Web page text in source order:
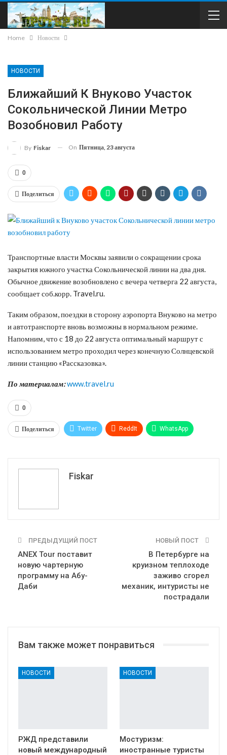
Home Новости
НОВОСТИ
Ближайший К Внуково Участок
Сокольнической Линии Метро
Возобновил Работу
By Fiskar On Пятница, 23 августа
0
Поделиться
Транспортные власти Москвы заявили о сокращении срока
закрытия южного участка Сокольнической линии на два дня.
Обычное движение возобновлено с вечера четверга 22 августа,
сообщает соб.корр. Travel.ru.
Таким образом, поездки в сторону аэропорта Внуково на метро
и автотранспорте вновь возможны в нормальном режиме.
Напомним, что с 18 до 22 августа оптимальный маршрут с
использованием метро проходил через конечную Солнцевской
линии станцию «Рассказовка».
По материалам:www.travel.ru
0
Поделиться Twitter ReddIt WhatsApp
Fiskar
ПРЕДЫДУЩИЙ ПОСТ
ANEX Tour поставит
новую чартерную
программу на Абу-
Даби
НОВЫЙ ПОСТ
В Петербурге на
круизном теплоходе
заживо сгорел
механик, интуристы не
пострадали
Вам также может понравиться
НОВОСТИ
РЖД представили
новый международный
НОВОСТИ
Мостуризм:
иностранные туристы